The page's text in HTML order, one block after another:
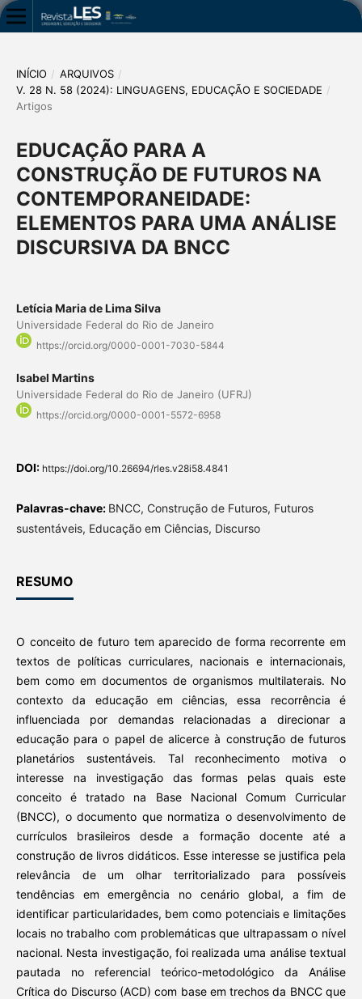
INÍCIO / ARQUIVOS /
V. 28 N. 58 (2024): LINGUAGENS, EDUCAÇÃO E SOCIEDADE /
Artigos
EDUCAÇÃO PARA A
CONSTRUÇÃO DE FUTUROS NA
CONTEMPORANEIDADE:
ELEMENTOS PARA UMA ANÁLISE
DISCURSIVA DA BNCC
Letícia Maria de Lima Silva
Universidade Federal do Rio de Janeiro
https://orcid.org/0000-0001-7030-5844
Isabel Martins
Universidade Federal do Rio de Janeiro (UFRJ)
https://orcid.org/0000-0001-5572-6958
DOI: https://doi.org/10.26694/rles.v28i58.4841
Palavras-chave: BNCC, Construção de Futuros, Futuros
sustentáveis, Educação em Ciências, Discurso
RESUMO
O conceito de futuro tem aparecido de forma recorrente em
textos de políticas curriculares, nacionais e internacionais,
bem como em documentos de organismos multilaterais. No
contexto da educação em ciências, essa recorrência é
influenciada por demandas relacionadas a direcionar a
educação para o papel de alicerce à construção de futuros
planetários sustentáveis. Tal reconhecimento motiva o
interesse na investigação das formas pelas quais este
conceito é tratado na Base Nacional Comum Curricular
(BNCC), o documento que normatiza o desenvolvimento de
currículos brasileiros desde a formação docente até a
construção de livros didáticos. Esse interesse se justifica pela
relevância de um olhar territorializado para possíveis
tendências em emergência no cenário global, a fim de
identificar particularidades, bem como potenciais e limitações
locais no trabalho com problemáticas que ultrapassam o nível
nacional. Nesta investigação, foi realizada uma análise textual
pautada no referencial teórico-metodológico da Análise
Crítica do Discurso (ACD) com base em trechos da BNCC que